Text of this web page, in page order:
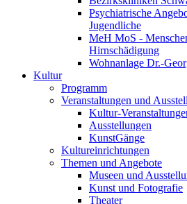
Psychiatrische
Jugendliche
MeH MoS -
Hirnschädigung
Wohnanlage Dr.-
Kultur
Programm
Veranstaltungen und
Kultur-
Ausstellungen
KunstGänge
Kultureinrichtungen
Themen und Angebote
Museen und
Kunst und Fotografie
Theater